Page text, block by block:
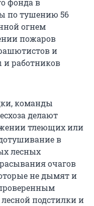
фонда в
по тушению 56
огнем
пожаров
и
и работников
команды
делают
тлеющих или
в
лесных
очагов
не дымят и
подстилки и